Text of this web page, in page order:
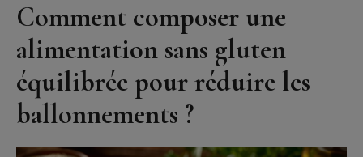
Comment composer une
alimentation sans gluten
équilibrée pour réduire les
ballonnements ?